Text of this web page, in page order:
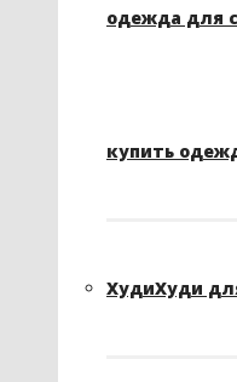
одежда для
купить
ХудиХуди